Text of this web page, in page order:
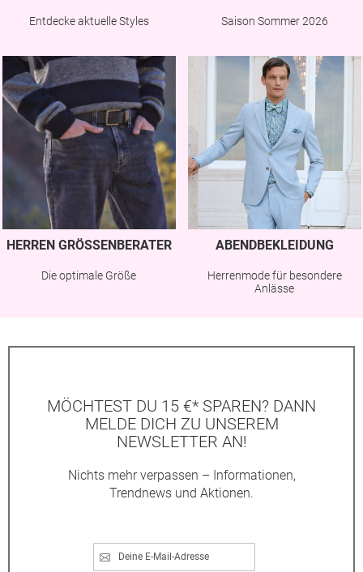
Entdecke aktuelle Styles Saison Sommer 2026
HERREN GRÖSSENBERATER
Die optimale Größe
ABENDBEKLEIDUNG
Herrenmode für besondere
Anlässe
MÖCHTEST DU 15 €* SPAREN? DANN
MELDE DICH ZU UNSEREM
NEWSLETTER AN!
Nichts mehr verpassen – Informationen,
Trendnews und Aktionen.